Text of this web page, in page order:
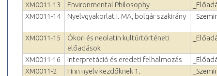
XM0011-13
Environmental Philosophy
XM0011-14
Nyelvgyakorlat I. MA, bolgár szakirány
XM0011-15
Ókori és neolatin kultúrtörténeti
előadások
XM0011-16 Interpretáció és eredeti felhalmozás
XM0011-2
Finn nyelv kezdőknek 1.